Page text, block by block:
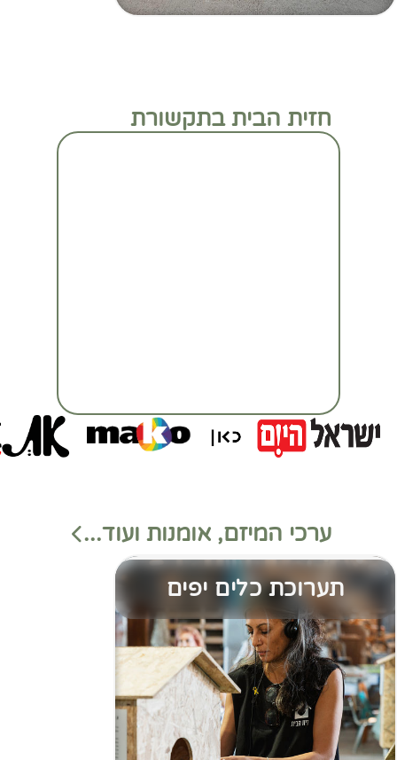
חזית הבית בתקשורת
מעבר לכתבה המלאה
ערכי המיזם, אומנות ועוד...
תערוכת כלים יפים